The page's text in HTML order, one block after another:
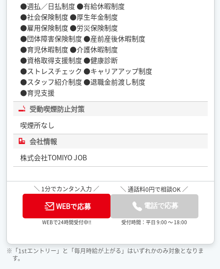
●週払／日払制度 ●有給休暇制度
●社会保険制度 ●厚生年金制度
●雇用保険制度 ●労災保険制度
●団体障害保険制度 ●産前産後休暇制度
●育児休暇制度 ●介護休暇制度
●資格取得支援制度 ●健康診断
●ストレスチェック ●キャリアアップ制度
●スタッフ紹介制度 ●退職金前渡し制度
●育児支援
受動喫煙防止対策
喫煙所なし
会社情報
株式会社TOMIYO JOB
＼ 1分でカンタン入力 ／
WEBで応募
WEBで24時間受付中!!
＼ 通話料0円で相談OK ／
電話で応募
受付時間：平日 9:00 ～ 18:00
※「1stエントリー」と「毎月時給が上がる」はいずれかのみ対象となりま
す。